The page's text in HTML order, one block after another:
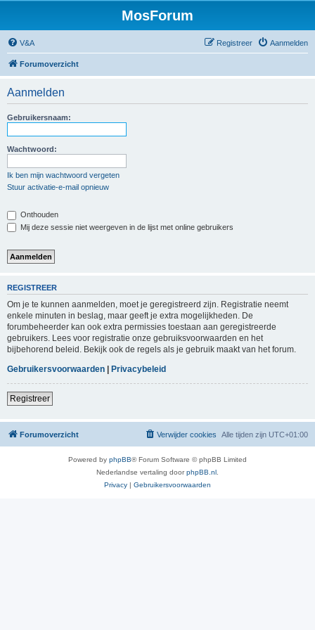
MosForum
V&A Aanmelden
Registreer
Forumoverzicht
Aanmelden
Gebruikersnaam:
Wachtwoord:
Ik ben mijn wachtwoord vergeten
Stuur activatie-e-mail opnieuw
Onthouden
Mij deze sessie niet weergeven in de lijst met online gebruikers
REGISTREER
Om je te kunnen aanmelden, moet je geregistreerd zijn. Registratie neemt
enkele minuten in beslag, maar geeft je extra mogelijkheden. De
forumbeheerder kan ook extra permissies toestaan aan geregistreerde
gebruikers. Lees voor registratie onze gebruiksvoorwaarden en het
bijbehorend beleid. Bekijk ook de regels als je gebruik maakt van het forum.
Gebruikersvoorwaarden | Privacybeleid
Registreer
Forumoverzicht Alle tijden zijn UTC+01:00
Verwijder cookies
Powered by phpBB® Forum Software © phpBB Limited
Nederlandse vertaling doorphpBB.nl
Privacy | Gebruikersvoorwaarden